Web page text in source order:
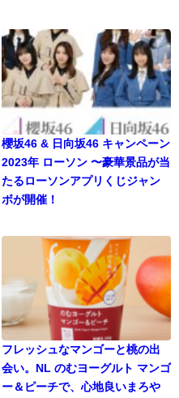
櫻坂46 & 日向坂46 キャンペーン
2023年 ローソン 〜豪華景品が当
たるローソンアプリくじジャン
ボが開催！
フレッシュなマンゴーと桃の出
会い。NL のむヨーグルト マンゴ
ー＆ピーチで、心地良いまろや